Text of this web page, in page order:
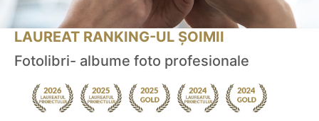
LAUREAT RANKING-UL ȘOIMII
Fotolibri- albume foto profesionale